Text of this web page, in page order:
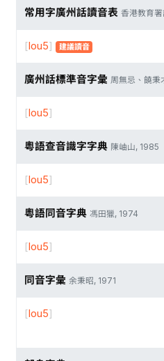
常用字廣州話讀音表 香港教育
[lou5] 建議讀音
廣州話標準音字彙 周無忌、饒秉
[lou5]
粵語查音識字字典 陳岫山, 1985
[lou5]
粵語同音字典 馮田獵, 1974
[lou5]
同音字彙 余秉昭, 1971
[lou5]